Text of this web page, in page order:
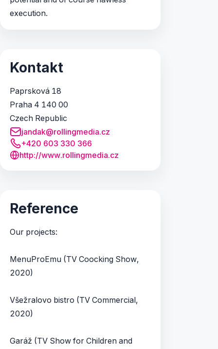
execution.
Kontakt
Paprsková 18
Praha 4 140 00
Czech Republic
jandak@rollingmedia.cz
+420 603 330 366
http://www.rollingmedia.cz
Reference
Our projects:
MenuProEmu (TV Coocking Show,
2020)
Všežralovo bistro (TV Commercial,
2020)
Garáž (TV Show for Children and